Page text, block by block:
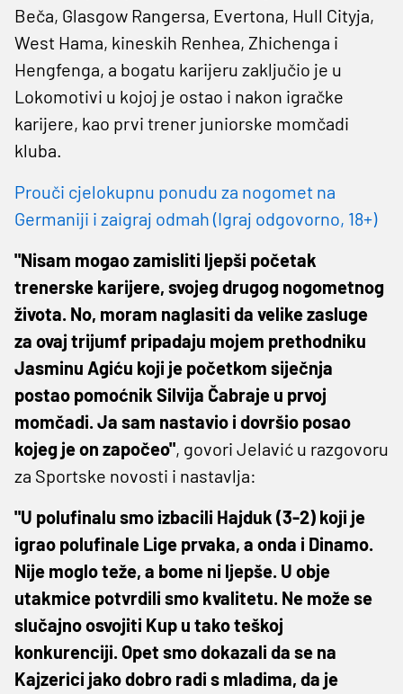
Beča, Glasgow Rangersa, Evertona, Hull Cityja,
West Hama, kineskih Renhea, Zhichenga i
Hengfenga, a bogatu karijeru zaključio je u
Lokomotivi u kojoj je ostao i nakon igračke
karijere, kao prvi trener juniorske momčadi
kluba.
Prouči cjelokupnu ponudu za nogomet na
Germaniji i zaigraj odmah (Igraj odgovorno, 18+)
"Nisam mogao zamisliti ljepši početak
trenerske karijere, svojeg drugog nogometnog
života. No, moram naglasiti da velike zasluge
za ovaj trijumf pripadaju mojem prethodniku
Jasminu Agiću koji je početkom siječnja
postao pomoćnik Silvija Čabraje u prvoj
momčadi. Ja sam nastavio i dovršio posao
kojeg je on započeo", govori Jelavić u razgovoru
za Sportske novosti i nastavlja:
"U polufinalu smo izbacili Hajduk (3-2) koji je
igrao polufinale Lige prvaka, a onda i Dinamo.
Nije moglo teže, a bome ni ljepše. U obje
utakmice potvrdili smo kvalitetu. Ne može se
slučajno osvojiti Kup u tako teškoj
konkurenciji. Opet smo dokazali da se na
Kajzerici jako dobro radi s mladima, da je